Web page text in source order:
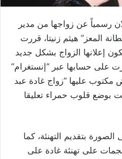
رسمياً عن زواجها من مدير
المعز” هيثم زنيتا، قررت
إعلانها الزواج بشكل جديد
على حسابها عبر “إنستغرام”
عليها “زواج غادة عبد
بوضع قلوب حمراء تعليقا
بتقديم التهنئة، كما
على تهنئة غادة على